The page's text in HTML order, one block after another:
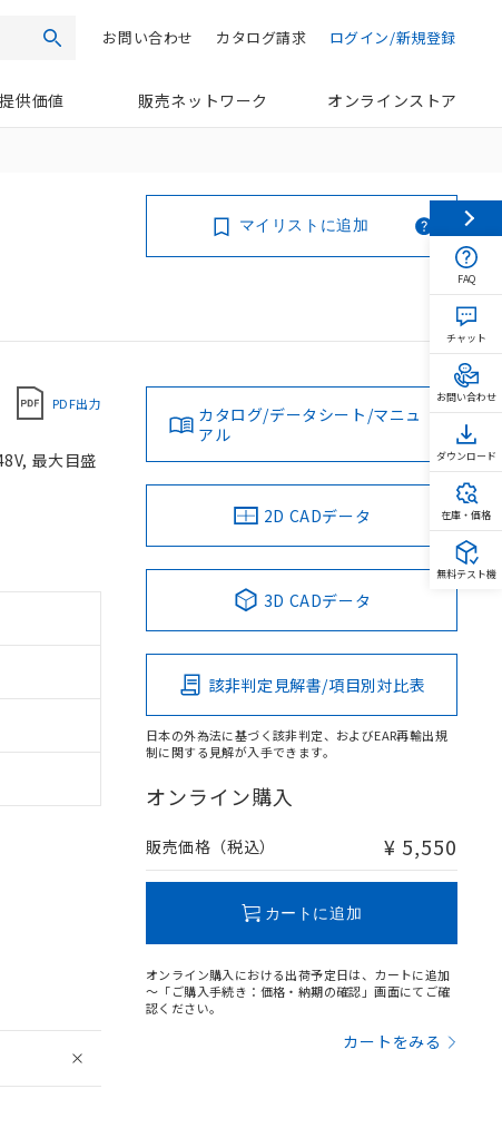
検索 ログイン/新規登録
カタログ請求
お問い合わせ
供価値 販売ネットワーク オンラインストア
マイリストに追加
PDF出力
最大目盛
カタログ/データシート/マニュ
アル
2D CADデータ
3D CADデータ
該非判定見解書/項目別対比表
日本の外為法に基づく該非判定、およびEAR再輸出規
制に関する見解が入手できます。
オンライン購入
販売価格（税込） ¥ 5,550
カートに追加
オンライン購入における出荷予定日は、カートに追加
～「ご購入手続き：価格・納期の確認」画面にてご確
認ください。
カートをみる
FAQ
チャット
お問い合わせ
ダウンロード
在庫・価格
無料テスト機